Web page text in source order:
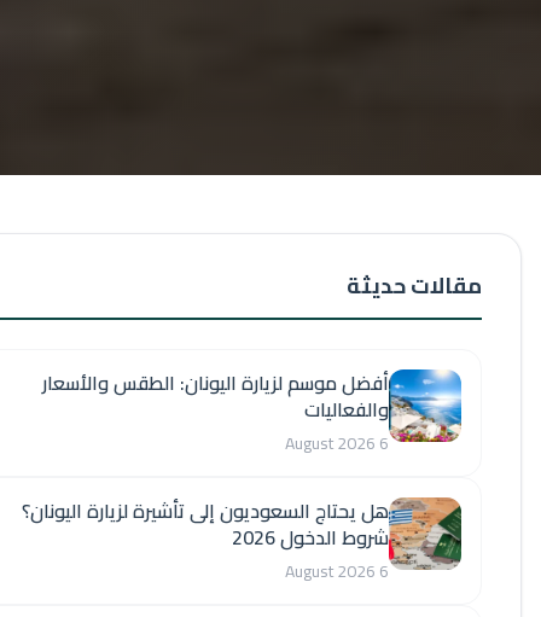
حديثة
أفضل موسم لزيارة اليونان: الطقس والأسعار
والفعاليات
6 August 2026
هل يحتاج السعوديون إلى تأشيرة لزيارة اليونان؟
شروط الدخول 2026
6 August 2026